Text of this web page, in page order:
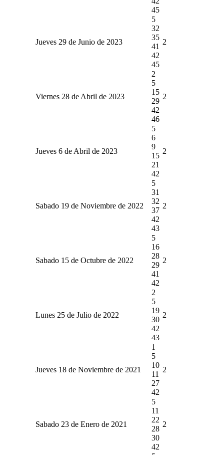
45
Jueves 29 de Junio de 2023
5
32
35
41
42
45
2
Viernes 28 de Abril de 2023
2
5
15
29
42
46
2
Jueves 6 de Abril de 2023
5
6
9
15
21
42
2
Sabado 19 de Noviembre de 2022
5
31
32
37
42
43
2
Sabado 15 de Octubre de 2022
5
16
28
29
41
42
2
Lunes 25 de Julio de 2022
2
5
19
30
42
43
2
Jueves 18 de Noviembre de 2021
1
5
10
11
27
42
2
Sabado 23 de Enero de 2021
5
11
22
28
30
42
2